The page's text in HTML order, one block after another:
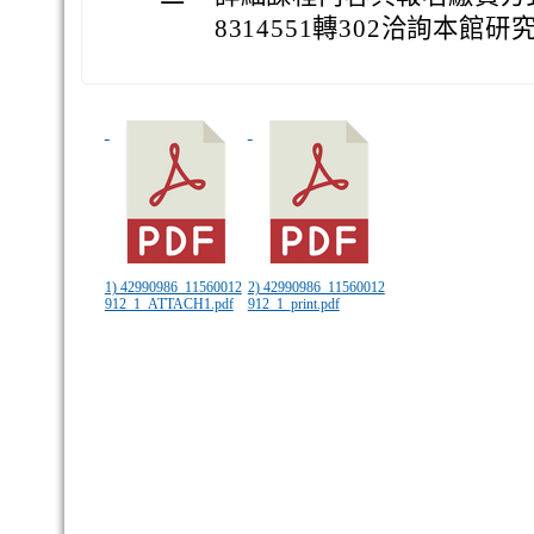
8314551轉302洽詢本館研
1) 42990986_11560012
912_1_ATTACH1.pdf
2) 42990986_11560012
912_1_print.pdf